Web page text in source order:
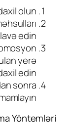
olun.
edin.
yerə
edin.
sonra
Yöntemləri